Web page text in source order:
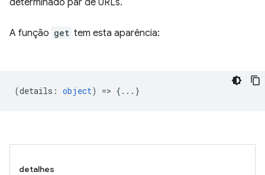
determinado par de URLs.
A função get tem esta aparência:
(details : object) => {...}
detalhes